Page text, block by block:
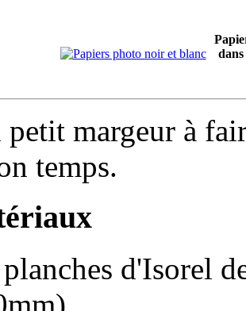
margeur à
temps.
d'Isorel